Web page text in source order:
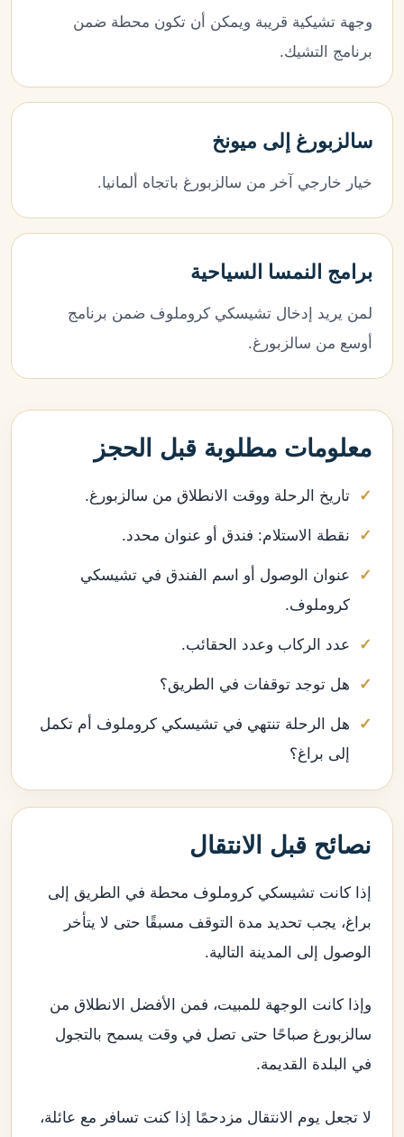
وجهة تشيكية قريبة ويمكن أن تكون محطة ضمن
برنامج التشيك.
سالزبورغ إلى ميونخ
خيار خارجي آخر من سالزبورغ باتجاه ألمانيا.
برامج النمسا السياحية
لمن يريد إدخال تشيسكي كروملوف ضمن برنامج
أوسع من سالزبورغ.
معلومات مطلوبة قبل الحجز
تاريخ الرحلة ووقت الانطلاق من سالزبورغ.
نقطة الاستلام: فندق أو عنوان محدد.
عنوان الوصول أو اسم الفندق في تشيسكي
كروملوف.
عدد الركاب وعدد الحقائب.
هل توجد توقفات في الطريق؟
هل الرحلة تنتهي في تشيسكي كروملوف أم تكمل
إلى براغ؟
نصائح قبل الانتقال
إذا كانت تشيسكي كروملوف محطة في الطريق إلى
براغ، يجب تحديد مدة التوقف مسبقًا حتى لا يتأخر
الوصول إلى المدينة التالية.
وإذا كانت الوجهة للمبيت، فمن الأفضل الانطلاق من
سالزبورغ صباحًا حتى تصل في وقت يسمح بالتجول
في البلدة القديمة.
لا تجعل يوم الانتقال مزدحمًا إذا كنت تسافر مع عائلة،